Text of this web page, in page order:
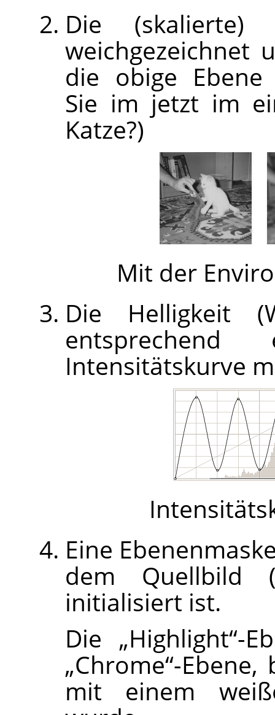
Die (skalierte)
weichgezeichnet
die obige Ebene
Sie im jetzt im
Katze?)
Mit der
Die Helligkeit
entsprechend
Intensitätskurve
Eine
dem
initialisiert ist.
Die „Highlight“-
„Chrome“-Ebene,
mit einem